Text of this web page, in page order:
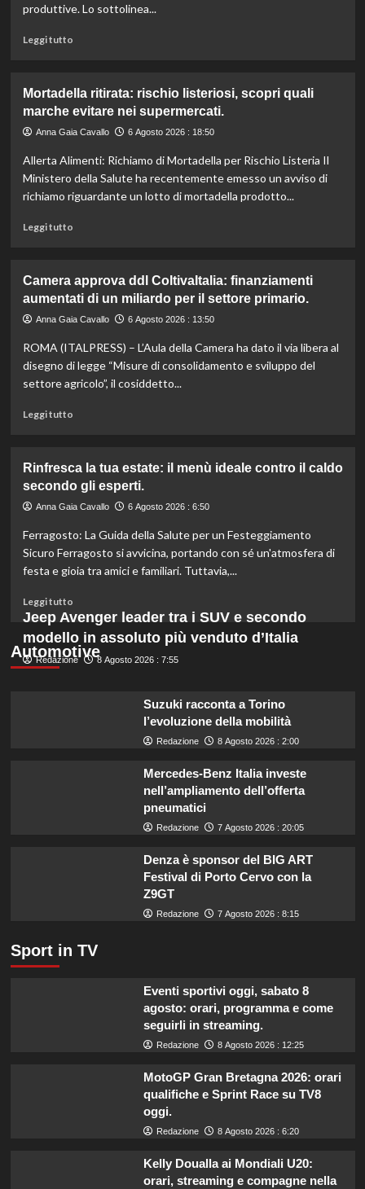
per
produttive. Lo sottolinea...
Leggi tuttoLeggi
Il
cavallo:
una
indispensabile
per
l’agricoltura
Mortadella ritirata: rischio listeriosi, scopri quali
marche evitare nei supermercati.
Anna Gaia Cavallo 6 Agosto 2026 : 18:50
Allerta Alimenti: Richiamo di Mortadella per Rischio Listeria Il
Ministero della Salute ha recentemente emesso un avviso di
richiamo riguardante un lotto di mortadella prodotto...
Leggi tuttoLeggi
Mortadella
ritirata:
rischio
scopri
quali
marche
Camera approva ddl ColtivaItalia: finanziamenti
aumentati di un miliardo per il settore primario.
Anna Gaia Cavallo 6 Agosto 2026 : 13:50
ROMA (ITALPRESS) – L’Aula della Camera ha dato il via libera al
disegno di legge “Misure di consolidamento e sviluppo del
settore agricolo”, il cosiddetto...
Leggi tuttoLeggi
Camera
approva
ddl
finanziamenti
aumentati
di
per
settore
primario.
Rinfresca la tua estate: il menù ideale contro il caldo
secondo gli esperti.
Anna Gaia Cavallo 6 Agosto 2026 : 6:50
Ferragosto: La Guida della Salute per un Festeggiamento
Sicuro Ferragosto si avvicina, portando con sé un'atmosfera di
festa e gioia tra amici e familiari. Tuttavia,...
Leggi tuttoLeggi
di
più
su
Rinfresca
Automotive
Jeep Avenger leader tra i SUV e secondo
modello in assoluto più venduto d’Italia
Redazione 8 Agosto 2026 : 7:55
Suzuki racconta a Torino
l’evoluzione della mobilità
Redazione 8 Agosto 2026 : 2:00
Mercedes-Benz Italia investe
nell’ampliamento dell’offerta
pneumatici
Redazione 7 Agosto 2026 : 20:05
Denza è sponsor del BIG ART
Festival di Porto Cervo con la
Z9GT
Redazione 7 Agosto 2026 : 8:15
Sport in TV
Eventi sportivi oggi, sabato 8
agosto: orari, programma e come
seguirli in streaming.
Redazione 8 Agosto 2026 : 12:25
MotoGP Gran Bretagna 2026: orari
qualifiche e Sprint Race su TV8
oggi.
Redazione 8 Agosto 2026 : 6:20
Kelly Doualla ai Mondiali U20:
orari, streaming e compagne nella